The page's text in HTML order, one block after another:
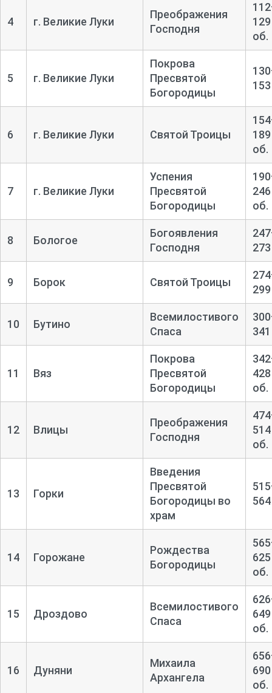
4 г. Великие Луки
Преображения
Господня
129
об.
5 г. Великие Луки
Покрова
Пресвятой
Богородицы
153
6 г. Великие Луки Святой Троицы
189
об.
7 г. Великие Луки
Успения
Пресвятой
Богородицы
246
об.
8 Бологое
Богоявления
Господня
273
9 Борок Святой Троицы
299
10 Бутино
Всемилостивого
Спаса
341
11 Вяз
Покрова
Пресвятой
Богородицы
428
об.
12 Влицы
Преображения
Господня
514
об.
13 Горки
Введения
Пресвятой
Богородицы во
храм
564
14 Горожане
Рождества
Богородицы
625
об.
15 Дроздово
Всемилостивого
Спаса
649
об.
16 Дуняни
Михаила
Архангела
690
об.